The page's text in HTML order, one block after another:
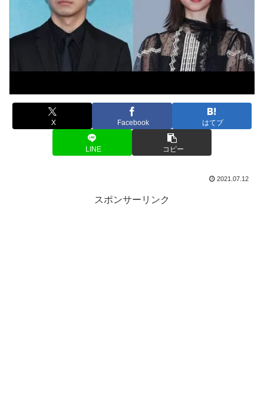
X Facebook はてブ
LINE コピー
2021.07.12
スポンサーリンク